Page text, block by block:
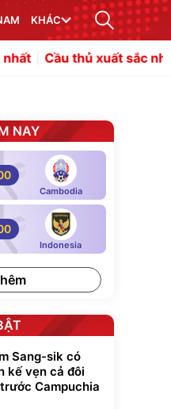
KHÁC
sắc nhất trận đấu được
NAY
Cambodia
Indonesia
Sang-sik có
kế vẹn cả đôi
Campuchia